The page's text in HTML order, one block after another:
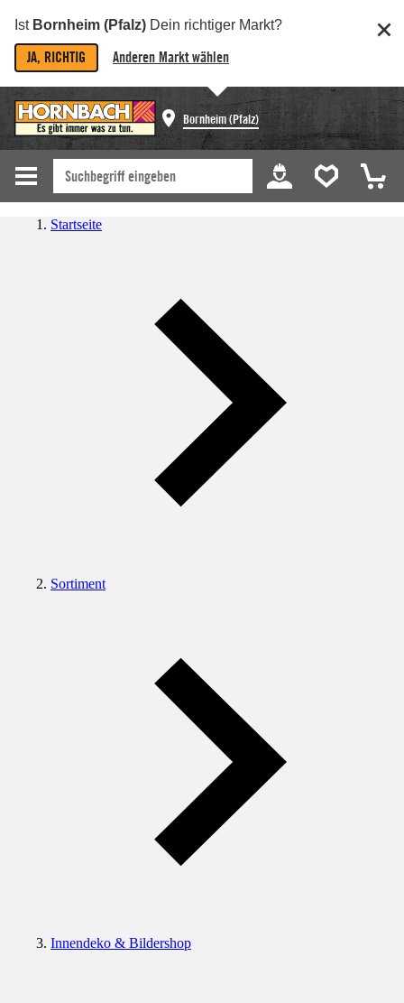
Ist Bornheim (Pfalz) Dein richtiger Markt?
JA, RICHTIG Anderen Markt wählen
Bornheim (Pfalz)
Startseite
Sortiment
Innendeko & Bildershop